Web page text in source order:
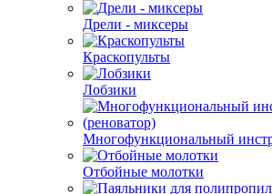
Дрели - миксеры
Краскопульты
Лобзики
Многофункциональный
Отбойные молотки